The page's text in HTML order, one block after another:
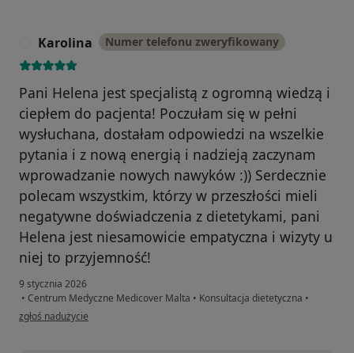
Karolina Numer telefonu zweryfikowany
Pani Helena jest specjalistą z ogromną wiedzą i
ciepłem do pacjenta! Poczułam się w pełni
wysłuchana, dostałam odpowiedzi na wszelkie
pytania i z nową energią i nadzieją zaczynam
wprowadzanie nowych nawyków :)) Serdecznie
polecam wszystkim, którzy w przeszłości mieli
negatywne doświadczenia z dietetykami, pani
Helena jest niesamowicie empatyczna i wizyty u
niej to przyjemność!
9 stycznia 2026
• Centrum Medyczne Medicover Malta • Konsultacja dietetyczna •
w opinii użytkownika Karolina
zgłoś nadużycie